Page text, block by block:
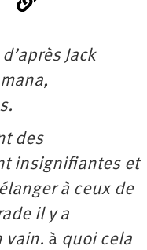
Jack
des
insignifiantes et
à ceux de
il y a
vain. à quoi cela